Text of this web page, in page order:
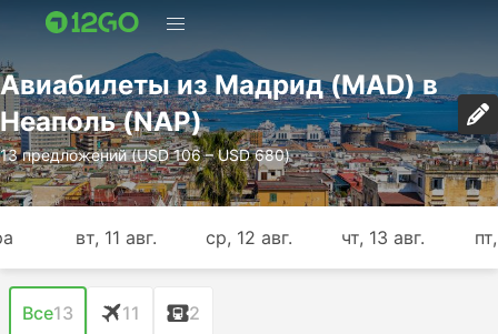
Авиабилеты из Мадрид (MAD) в
Неаполь (NAP)
13 предложений (USD 106 – USD 680)
вт, 11 авг. ср, 12 авг. чт, 13 авг.
Все13 11 2